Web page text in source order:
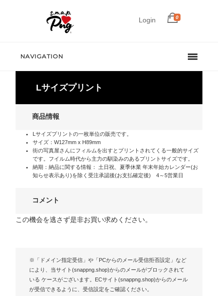
Login 0
NAVIGATION
Lサイズプリント
商品情報
Lサイズプリントの一枚単位の販売です。
サイズ：W127mm x H89mm
街の写真屋さんにフィルムを出すとプリントされてくる一般的サイズ
です。フイルム時代から主力の馴染みのあるプリントサイズです。
納期：納品に関する情報： 土日祝、夏季休業 年末年始カレンダー(お
知らせ表示あり)を除く受注承認後(お支払確定後) 4～5営業日
コメント
この機会を逃さず是非お買い求めください。
※「ドメイン指定受信」や「PCからのメール受信拒否設定」など
により、当サイト(snappng.shop)からのメールがブロックされて
いる ケースがございます。ECサイト(snappng.shop)からのメール
が受信できるように、受信設定をご確認ください。